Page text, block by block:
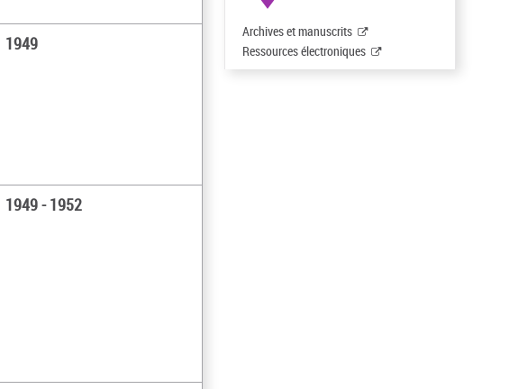
1949
1949 - 1952
Archives et manuscrits
Ressources électroniques